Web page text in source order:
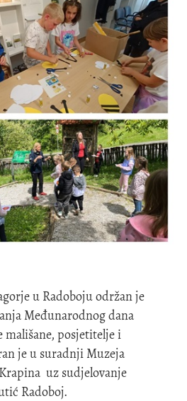
u Radoboju održan je
Međunarodnog dana
mališane, posjetitelje i
je u suradnji Muzeja
uz sudjelovanje
Radoboj.